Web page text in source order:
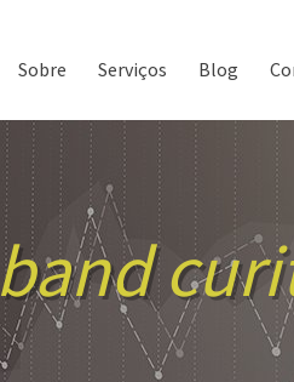
Sobre Serviços Blog
band